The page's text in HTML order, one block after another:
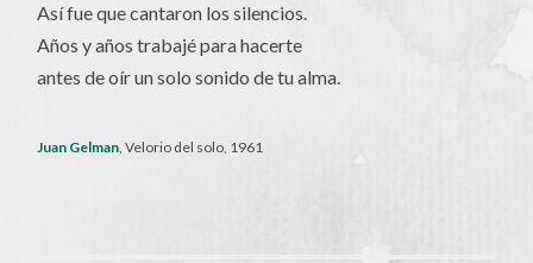
Así fue que cantaron los silencios.
Años y años trabajé para hacerte
antes de oír un solo sonido de tu alma.
Juan Gelman, Velorio del solo, 1961